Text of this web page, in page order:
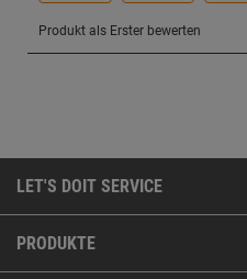
LET'S DOIT SERVICE
PRODUKTE